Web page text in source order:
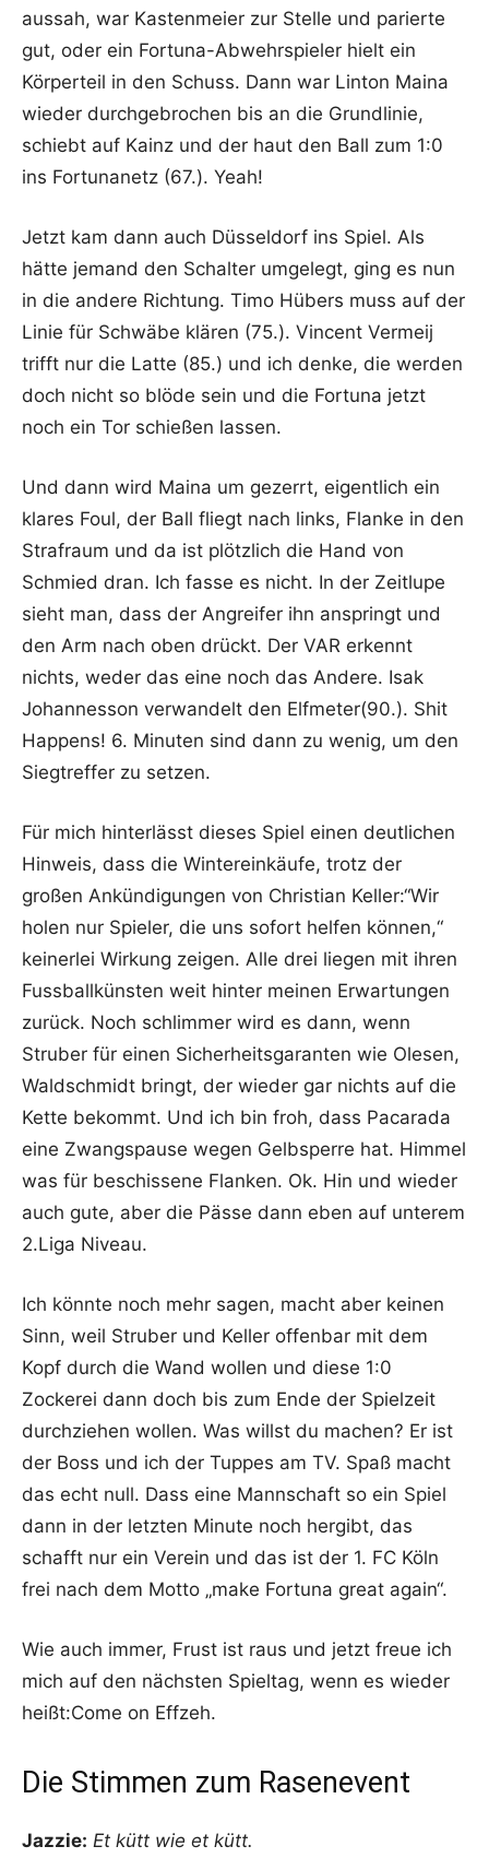
aussah, war Kastenmeier zur Stelle und parierte
gut, oder ein Fortuna-Abwehrspieler hielt ein
Körperteil in den Schuss. Dann war Linton Maina
wieder durchgebrochen bis an die Grundlinie,
schiebt auf Kainz und der haut den Ball zum 1:0
ins Fortunanetz (67.). Yeah!
Jetzt kam dann auch Düsseldorf ins Spiel. Als
hätte jemand den Schalter umgelegt, ging es nun
in die andere Richtung. Timo Hübers muss auf der
Linie für Schwäbe klären (75.). Vincent Vermeij
trifft nur die Latte (85.) und ich denke, die werden
doch nicht so blöde sein und die Fortuna jetzt
noch ein Tor schießen lassen.
Und dann wird Maina um gezerrt, eigentlich ein
klares Foul, der Ball fliegt nach links, Flanke in den
Strafraum und da ist plötzlich die Hand von
Schmied dran. Ich fasse es nicht. In der Zeitlupe
sieht man, dass der Angreifer ihn anspringt und
den Arm nach oben drückt. Der VAR erkennt
nichts, weder das eine noch das Andere. Isak
Johannesson verwandelt den Elfmeter(90.). Shit
Happens! 6. Minuten sind dann zu wenig, um den
Siegtreffer zu setzen.
Für mich hinterlässt dieses Spiel einen deutlichen
Hinweis, dass die Wintereinkäufe, trotz der
großen Ankündigungen von Christian Keller:“Wir
holen nur Spieler, die uns sofort helfen können,“
keinerlei Wirkung zeigen. Alle drei liegen mit ihren
Fussballkünsten weit hinter meinen Erwartungen
zurück. Noch schlimmer wird es dann, wenn
Struber für einen Sicherheitsgaranten wie Olesen,
Waldschmidt bringt, der wieder gar nichts auf die
Kette bekommt. Und ich bin froh, dass Pacarada
eine Zwangspause wegen Gelbsperre hat. Himmel
was für beschissene Flanken. Ok. Hin und wieder
auch gute, aber die Pässe dann eben auf unterem
2.Liga Niveau.
Ich könnte noch mehr sagen, macht aber keinen
Sinn, weil Struber und Keller offenbar mit dem
Kopf durch die Wand wollen und diese 1:0
Zockerei dann doch bis zum Ende der Spielzeit
durchziehen wollen. Was willst du machen? Er ist
der Boss und ich der Tuppes am TV. Spaß macht
das echt null. Dass eine Mannschaft so ein Spiel
dann in der letzten Minute noch hergibt, das
schafft nur ein Verein und das ist der 1. FC Köln
frei nach dem Motto „make Fortuna great again“.
Wie auch immer, Frust ist raus und jetzt freue ich
mich auf den nächsten Spieltag, wenn es wieder
heißt:Come on Effzeh.
Die Stimmen zum Rasenevent
Jazzie: Et kütt wie et kütt.